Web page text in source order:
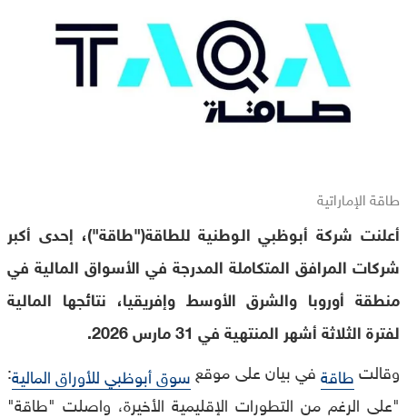
طاقة الإماراتية
أعلنت شركة أبوظبي الوطنية للطاقة("طاقة")، إحدى أكبر
شركات المرافق المتكاملة المدرجة في الأسواق المالية في
منطقة أوروبا والشرق الأوسط وإفريقيا، نتائجها المالية
لفترة الثلاثة أشهر المنتهية في 31 مارس 2026.
وقالتطاقةفي بيان على موقع سوق أبوظبي للأوراق المالية:
"على الرغم من التطورات الإقليمية الأخيرة، واصلت "طاقة"